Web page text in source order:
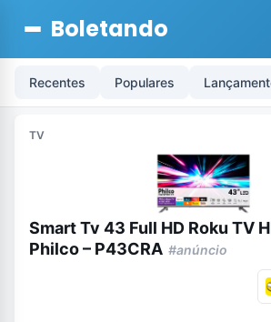
Boletando
Recentes Populares
TV
Smart Tv 43 Full HD Roku TV
Philco – P43CRA #anúncio